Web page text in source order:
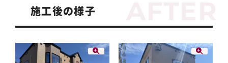
施工後の様子